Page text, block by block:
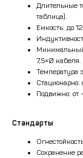
Длительные
таблица).
Емкость: до
7,5×Ø кабеля.
Температура
Стационарно:
Подвижно: от
Стандарты
Сохранение